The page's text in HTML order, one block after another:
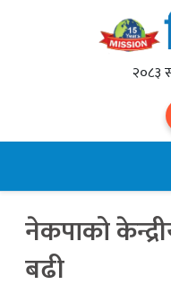
२०८३
नेकपाको
बढी